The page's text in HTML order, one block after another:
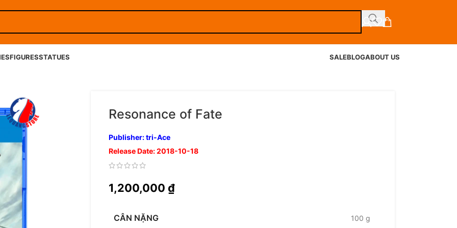
FIGURESSTATUES SALEBLOGABOUT US
Resonance of Fate
Publisher: tri-Ace
Release Date: 2018-10-18
1,200,000 ₫
CÂN NẶNG 100 g